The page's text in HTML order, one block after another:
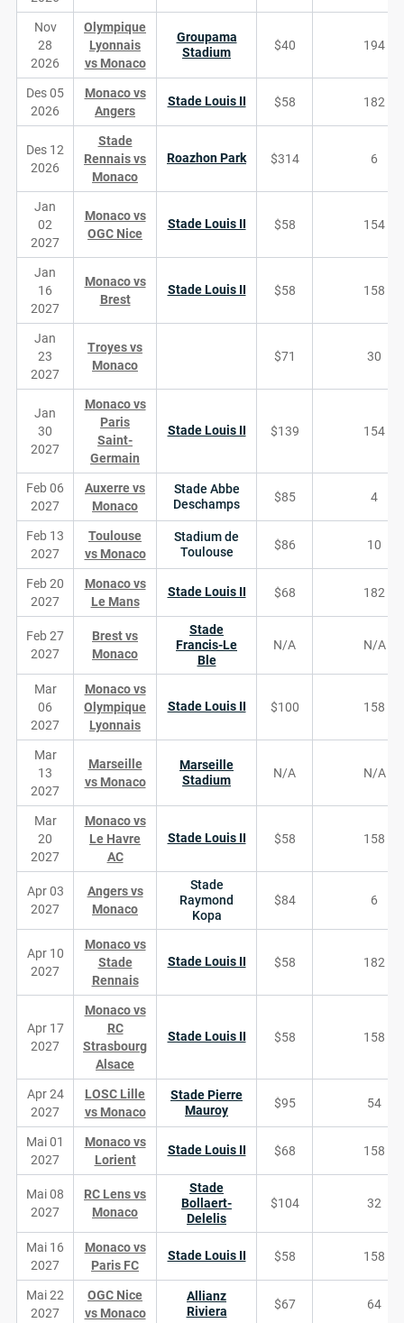
Nov
28
2026
Olympique
Lyonnais
vs Monaco
Groupama
Stadium
$40 194
Des 05
2026
Monaco vs
Angers
Stade Louis II $58 182
Des 12
2026
Stade
Rennais vs
Monaco
Roazhon Park $314 6
Jan
02
2027
Monaco vs
OGC Nice
Stade Louis II $58 154
Jan
16
2027
Monaco vs
Brest
Stade Louis II $58 158
Jan
23
2027
Troyes vs
Monaco
$71 30
Jan
30
2027
Monaco vs
Paris
Saint-
Germain
Stade Louis II $139 154
Feb 06
2027
Auxerre vs
Monaco
Stade Abbe
Deschamps
$85 4
Feb 13
2027
Toulouse
vs Monaco
Stadium de
Toulouse
$86 10
Feb 20
2027
Monaco vs
Le Mans
Stade Louis II $68 182
Feb 27
2027
Brest vs
Monaco
Stade
Francis-Le
Ble
N/A N/A
Mar
06
2027
Monaco vs
Olympique
Lyonnais
Stade Louis II $100 158
Mar
13
2027
Marseille
vs Monaco
Marseille
Stadium
N/A N/A
Mar
20
2027
Monaco vs
Le Havre
AC
Stade Louis II $58 158
Apr 03
2027
Angers vs
Monaco
Stade
Raymond
Kopa
$84 6
Apr 10
2027
Monaco vs
Stade
Rennais
Stade Louis II $58 182
Apr 17
2027
Monaco vs
RC
Strasbourg
Alsace
Stade Louis II $58 158
Apr 24
2027
LOSC Lille
vs Monaco
Stade Pierre
Mauroy
$95 54
Mai 01
2027
Monaco vs
Lorient
Stade Louis II $68 158
Mai 08
2027
RC Lens vs
Monaco
Stade
Bollaert-
Delelis
$104 32
Mai 16
2027
Monaco vs
Paris FC
Stade Louis II $58 158
Mai 22
2027
OGC Nice
vs Monaco
Allianz
Riviera
$67 64